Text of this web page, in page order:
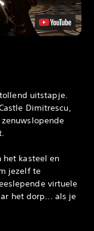
uitstapje.
Dimitrescu,
het kasteel en
jezelf te
virtuele
het dorp... als je